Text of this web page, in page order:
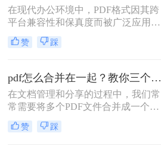
在现代办公环境中，PDF格式因其跨
平台兼容性和保真度而被广泛应用于
文档管理和分享。然而，当需要整合
多个PDF文件时，找到一种简单且有
何合并pdf文件到一个pdf呢？本文将
介绍三种不同的方法来帮助您轻松地
将多个PDF文件合并成一个PDF文
件。
赞 踩
pdf怎么合并在一起？教你三个好用办法！
在文档管理和分享的过程中，我们常
常需要将多个PDF文件合并成一个单
一的文件，以简化发送、存储或打印
的过程。无论是为了创建综合报告、
赞 踩